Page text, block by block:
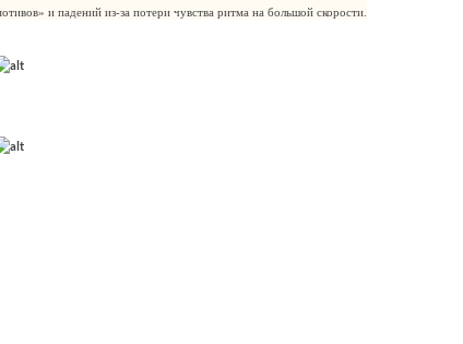
и падений из-за потери чувства ритма на большой скорости.